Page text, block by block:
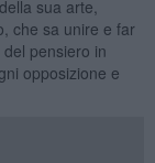
sua arte,
che sa unire e far
pensiero in
opposizione e